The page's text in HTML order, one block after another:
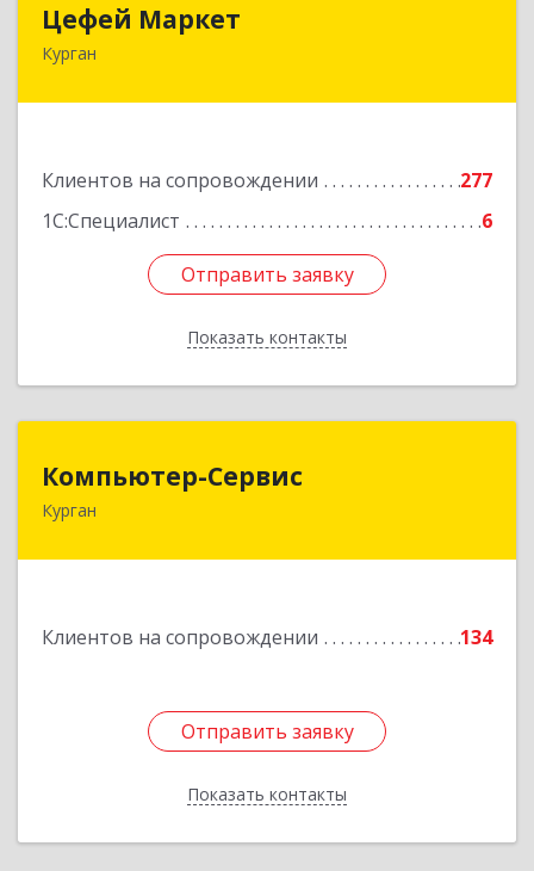
Цефей Маркет
Курган
Клиентов на сопровождении
277
1С:Специалист
6
Отправить заявку
Показать контакты
640002, Курганская обл, Курган г, М.Горького
Отправить заявку
Назад
Компьютер-Сервис
Курган
Клиентов на сопровождении 134
Отправить заявку
Показать контакты
Отправить заявку
Назад